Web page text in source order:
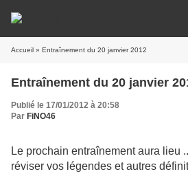
Accueil » Entraînement du 20 janvier 2012
Entraînement du 20 janvier
Publié le 17/01/2012 à 20:58
Par FiNO46
Le prochain entraînement aura lieu
réviser vos légendes et autres